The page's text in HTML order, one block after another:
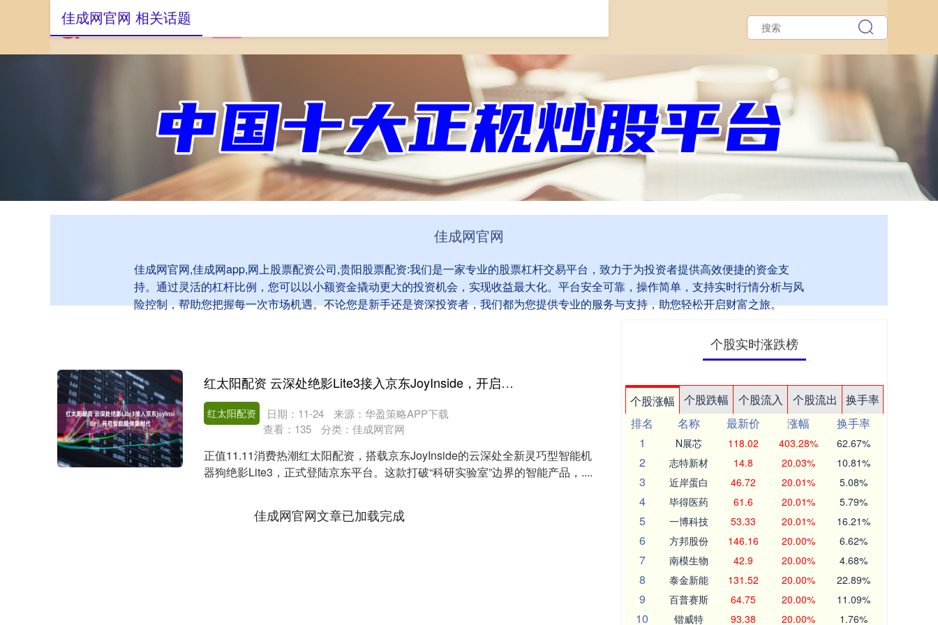
佳成网官网
佳成网官网,佳成网app,网上股票配资公司,贵阳股票配资:我们是一家专业的股票杠杆交易平台，致力于为投资者提供高效便捷的资金支
持。通过灵活的杠杆比例，您可以以小额资金撬动更大的投资机会，实现收益最大化。平台安全可靠，操作简单，支持实时行情分析与风
险控制，帮助您把握每一次市场机遇。不论您是新手还是资深投资者，我们都为您提供专业的服务与支持，助您轻松开启财富之旅。
佳成网官网 相关话题
红太阳配资 云深处绝影Lite3接入京东JoyInside，开启智能陪伴新时代
红太阳配资 日期：11-24
来源：华盈策略APP下载
查看： 135 分类： 佳成网官网
正值11.11消费热潮红太阳配资，搭载京东JoyInside的云深处全新灵巧型智能机
器狗绝影Lite3，正式登陆京东平台。这款打破“科研实验室”边界的智能产品，....
佳成网官网文章已加载完成
个股实时涨跌榜
个股涨幅 个股跌幅 个股流入 个股流出
换手率
排名
名称 最新价 涨幅
换手率
1
N展芯 118.02 403.28% 62.67%
2 志特新材 14.8 20.03% 10.81%
3 近岸蛋白 46.72 20.01% 5.08%
4 毕得医药 61.6 20.01% 5.79%
5 一博科技 53.33 20.01% 16.21%
6 方邦股份 146.16 20.00% 6.62%
7 南模生物 42.9 20.00% 4.68%
8 泰金新能 131.52 20.00% 22.89%
9 百普赛斯 64.75 20.00% 11.09%
10 锴威特 93.38 20.00% 1.76%